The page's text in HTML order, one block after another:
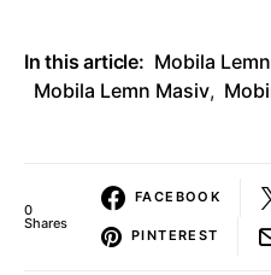
In this article: Mobila
Mobila Lemn Masiv,
0
Shares
FACEBOOK
PINTEREST